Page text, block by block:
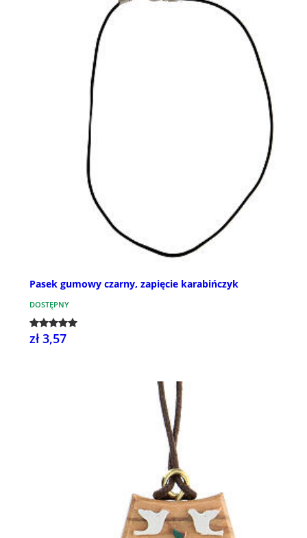
Pasek gumowy czarny, zapięcie karabińczyk
DOSTĘPNY
zł 3,57